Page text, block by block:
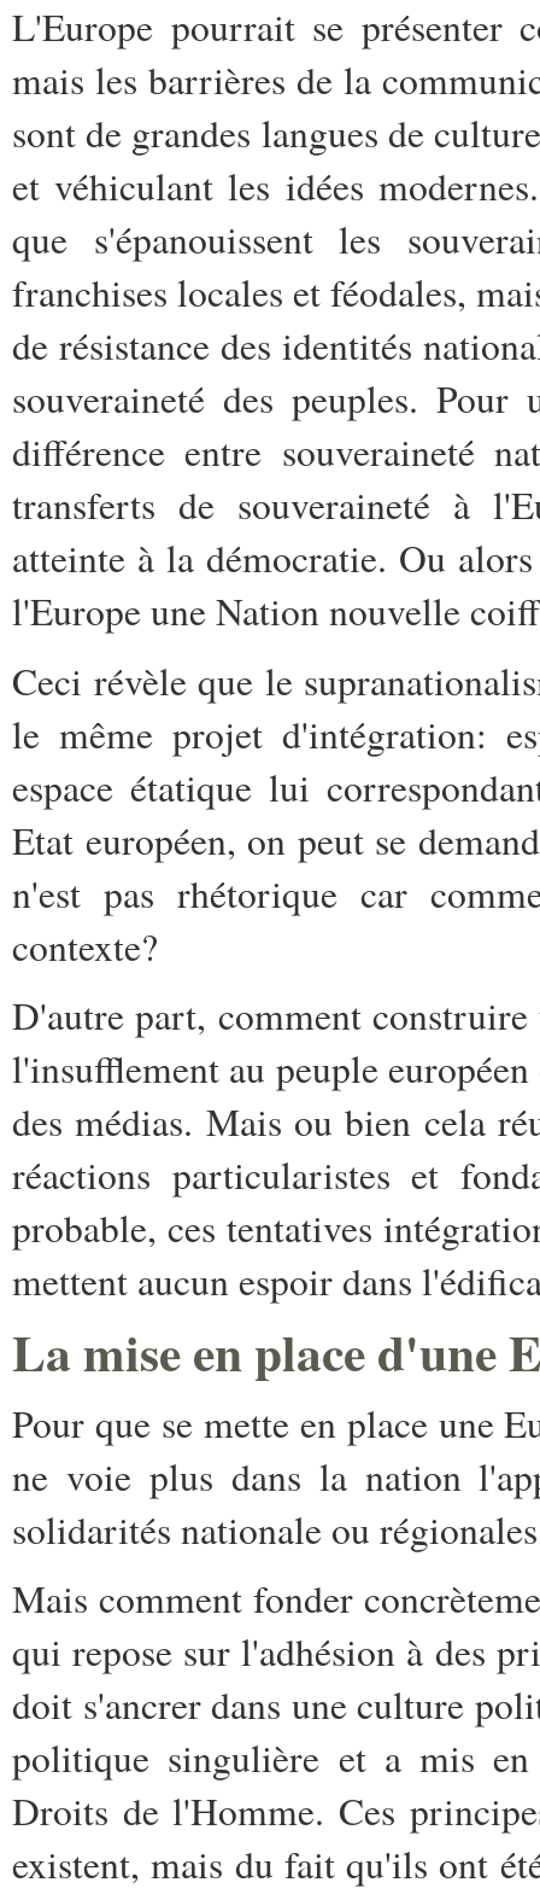
L'Europe pourrait se présenter
mais les barrières de la
sont de grandes langues de
et véhiculant les idées
que s'épanouissent les
franchises locales et féodales,
de résistance des identités
souveraineté des peuples.
différence entre souveraineté
transferts de souveraineté à
atteinte à la démocratie. Ou
l'Europe une Nation nouvelle
Ceci révèle que le
le même projet d'intégration:
espace étatique lui
Etat européen, on peut se
n'est pas rhétorique car
contexte?
D'autre part, comment
l'insufflement au peuple
des médias. Mais ou bien cela
réactions particularistes et
probable, ces tentatives
mettent aucun espoir dans
La mise en place d'une
Pour que se mette en place une
ne voie plus dans la nation
solidarités nationale ou
Mais comment fonder
qui repose sur l'adhésion à des
doit s'ancrer dans une culture
politique singulière et a mis en
Droits de l'Homme. Ces
existent, mais du fait qu'ils ont